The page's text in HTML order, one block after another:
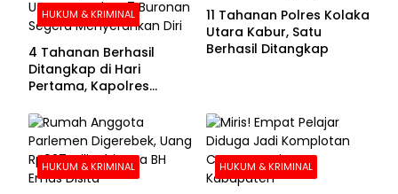
HUKUM & KRIMINAL
4 Tahanan Berhasil
Ditangkap di Hari
Pertama, Kapolres
Buronan Segera
Menyerahkan Diri
11 Tahanan Polres Kolaka
Utara Kabur, Satu
Berhasil Ditangkap
HUKUM & KRIMINAL HUKUM & KRIMINAL